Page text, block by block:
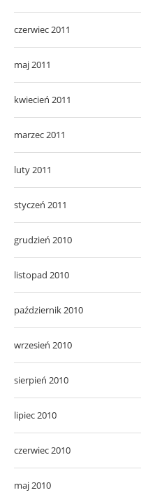
czerwiec 2011
maj 2011
kwiecień 2011
marzec 2011
luty 2011
styczeń 2011
grudzień 2010
listopad 2010
październik 2010
wrzesień 2010
sierpień 2010
lipiec 2010
czerwiec 2010
maj 2010